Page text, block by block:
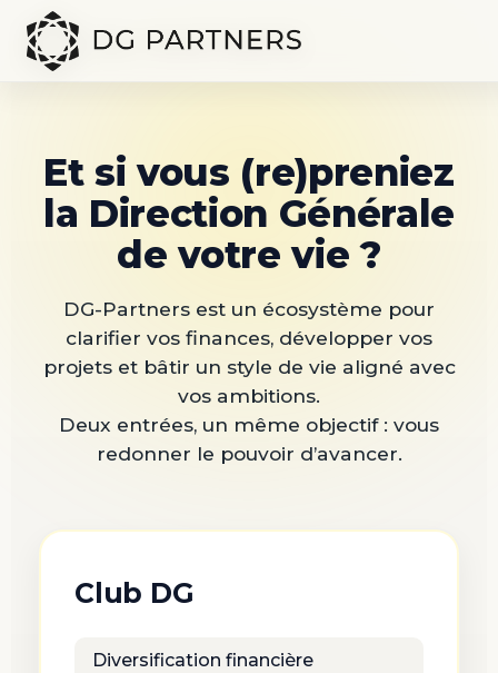
Et si vous (re)preniez
la Direction Générale
de votre vie ?
DG-Partners est un écosystème pour
clarifier vos finances, développer vos
projets et bâtir un style de vie aligné avec
vos ambitions.
Deux entrées, un même objectif : vous
redonner le pouvoir d’avancer.
Club DG
Diversification financière